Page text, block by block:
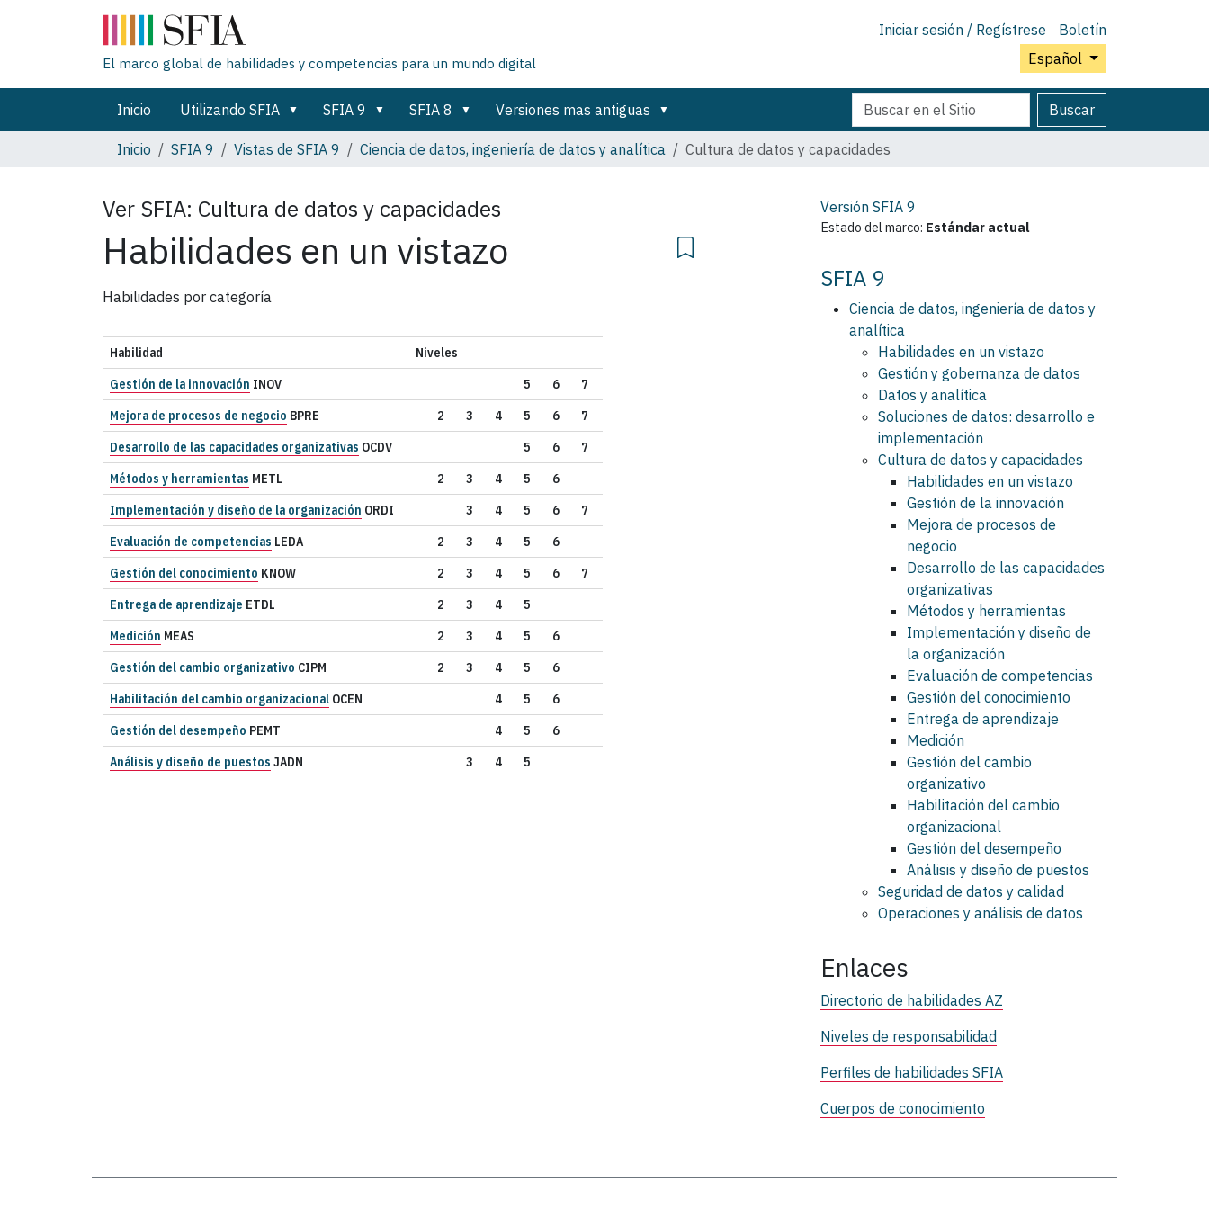
Iniciar sesión / Regístrese
Boletín
Español
El marco global de habilidades y competencias para un mundo digital
Inicio Utilizando SFIA SFIA 9 SFIA 8 Versiones mas antiguas Buscar Buscar
Búsqueda
Avanzada…
Inicio
SFIA 9 Vistas de SFIA 9 Ciencia de datos, ingeniería de datos y analítica Cultura de datos y capacidades
Ver SFIA: Cultura de datos y capacidades
Habilidades en un vistazo
Habilidades por categoría
Habilidad
Niveles
Gestión de la innovación INOV 5 6
7
Mejora de procesos de negocio BPRE 2 3 4 5 6
7
Desarrollo de las capacidades organizativas OCDV 5 6
7
Métodos y herramientas METL 2 3 4 5
6
Implementación y diseño de la organización ORDI 3 4 5 6
7
Evaluación de competencias LEDA 2 3 4 5
6
Gestión del conocimiento KNOW 2 3 4 5 6
7
Entrega de aprendizaje ETDL 2 3 4
5
Medición MEAS 2 3 4 5
6
Gestión del cambio organizativo CIPM 2 3 4 5
6
Habilitación del cambio organizacional OCEN 4 5
6
Gestión del desempeño PEMT 4 5
6
Análisis y diseño de puestos JADN 3 4 5
Versión SFIA 9
Estado del marco: Estándar actual
SFIA 9
Ciencia de datos, ingeniería de datos y
analítica
Habilidades en un vistazo
Gestión y gobernanza de datos
Datos y analítica
Soluciones de datos: desarrollo e
implementación
Cultura de datos y capacidades
Habilidades en un vistazo
Gestión de la innovación
Mejora de procesos de
negocio
Desarrollo de las capacidades
organizativas
Métodos y herramientas
Implementación y diseño de
la organización
Evaluación de competencias
Gestión del conocimiento
Entrega de aprendizaje
Medición
Gestión del cambio
organizativo
Habilitación del cambio
organizacional
Gestión del desempeño
Análisis y diseño de puestos
Seguridad de datos y calidad
Operaciones y análisis de datos
Enlaces
Directorio de habilidades AZ
Niveles de responsabilidad
Perfiles de habilidades SFIA
Cuerpos de conocimiento